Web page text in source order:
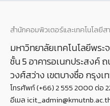
สำนักคอมพิวเตอร์และเทคโนโลยี
มหาวิทยาลัยเทคโนโลยีพระ
ชั้น 5 อาคารอเนกประสงค์
วงศ์สว่าง เขตบางซื่อ กรุง
โทรศัพท์ (+66) 2 555 2000 ต่อ
อีเมล